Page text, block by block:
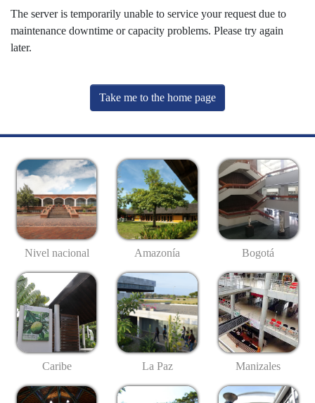
The server is temporarily unable to service your request due to
maintenance downtime or capacity problems. Please try again
later.
Take me to the home page
Nivel nacional Amazonía Bogotá
Caribe La Paz Manizales